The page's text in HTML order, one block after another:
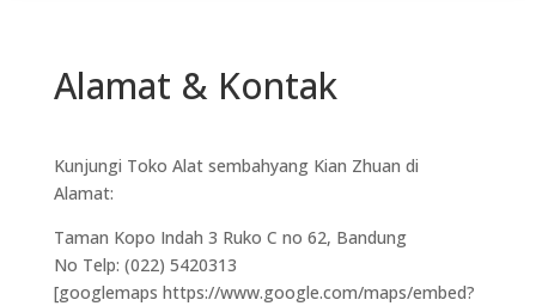
Alamat & Kontak
Kunjungi Toko Alat sembahyang Kian Zhuan di
Alamat:
Taman Kopo Indah 3 Ruko C no 62, Bandung
No Telp: (022) 5420313
[googlemaps https://www.google.com/maps/embed?